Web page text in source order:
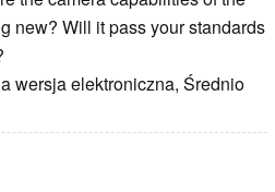
new? Will it pass your standards
wersja elektroniczna, Średnio